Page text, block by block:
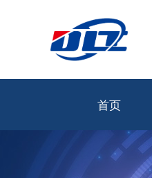
首页